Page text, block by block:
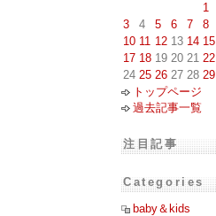
1
3
4 5 6 7 8
10 11 12 13 14 15
17 18 19 20 21 22
24 25 26 27 28 29
トップページ
過去記事一覧
注目記事
Categories
baby＆kids